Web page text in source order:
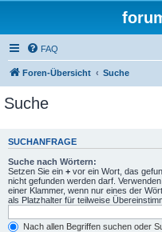
FAQ
Foren-Übersicht Suche
Suche
SUCHANFRAGE
Suche nach Wörtern:
Setzen Sie ein + vor ein Wort, das
nicht gefunden werden darf.
einer Klammer, wenn nur eines der
als Platzhalter für teilweise
Nach allen Begriffen suchen oder